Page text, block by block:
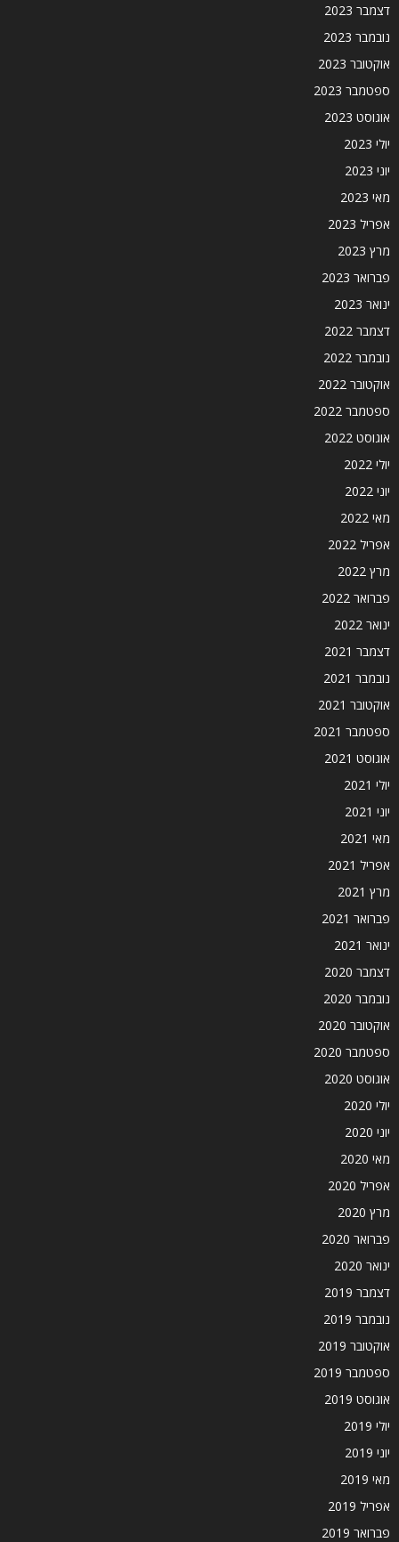
דצמבר 2023
נובמבר 2023
אוקטובר 2023
ספטמבר 2023
אוגוסט 2023
יולי 2023
יוני 2023
מאי 2023
אפריל 2023
מרץ 2023
פברואר 2023
ינואר 2023
דצמבר 2022
נובמבר 2022
אוקטובר 2022
ספטמבר 2022
אוגוסט 2022
יולי 2022
יוני 2022
מאי 2022
אפריל 2022
מרץ 2022
פברואר 2022
ינואר 2022
דצמבר 2021
נובמבר 2021
אוקטובר 2021
ספטמבר 2021
אוגוסט 2021
יולי 2021
יוני 2021
מאי 2021
אפריל 2021
מרץ 2021
פברואר 2021
ינואר 2021
דצמבר 2020
נובמבר 2020
אוקטובר 2020
ספטמבר 2020
אוגוסט 2020
יולי 2020
יוני 2020
מאי 2020
אפריל 2020
מרץ 2020
פברואר 2020
ינואר 2020
דצמבר 2019
נובמבר 2019
אוקטובר 2019
ספטמבר 2019
אוגוסט 2019
יולי 2019
יוני 2019
מאי 2019
אפריל 2019
פברואר 2019